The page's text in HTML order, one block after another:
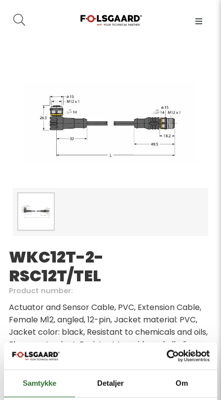
Samtykke Detaljer Om
WKC12T-2-
RSC12T/TEL
Product number:
Actuator and Sensor Cable, PVC, Extension Cable,
Female M12, angled, 12-pin, Jacket material: PVC,
Jacket color: black, Resistant to chemicals and oils,
Flame-retardant, Resistant to acids and alkaline
solutions, Resistant to microbes and hydrolysis, LABS
free, Approval: cULus, RoHS-compliant, Protection
class: IP67, IP69K, Cable length 2 m, Male M12,
straight, 12-pin